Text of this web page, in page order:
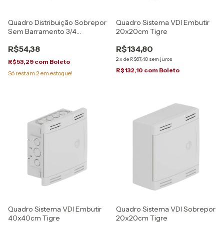
Quadro Distribuição Sobrepor
Sem Barramento 3/4
R$54,38
R$53,29 com Boleto
Só restam 2em estoque!
Quadro Sistema VDI Embutir
20x20cm Tigre
R$134,80
2x de R$67,40 sem juros
R$132,10 com Boleto
Quadro Sistema VDI Embutir
40x40cm Tigre
Quadro Sistema VDI Sobrepor
20x20cm Tigre